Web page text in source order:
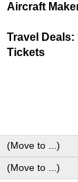
Aircraft
Travel
Tickets